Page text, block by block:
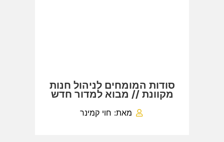
סודות המומחים לניהול חנות
מקוונת // מבוא למדור חדש
מאת: חוי קמינר